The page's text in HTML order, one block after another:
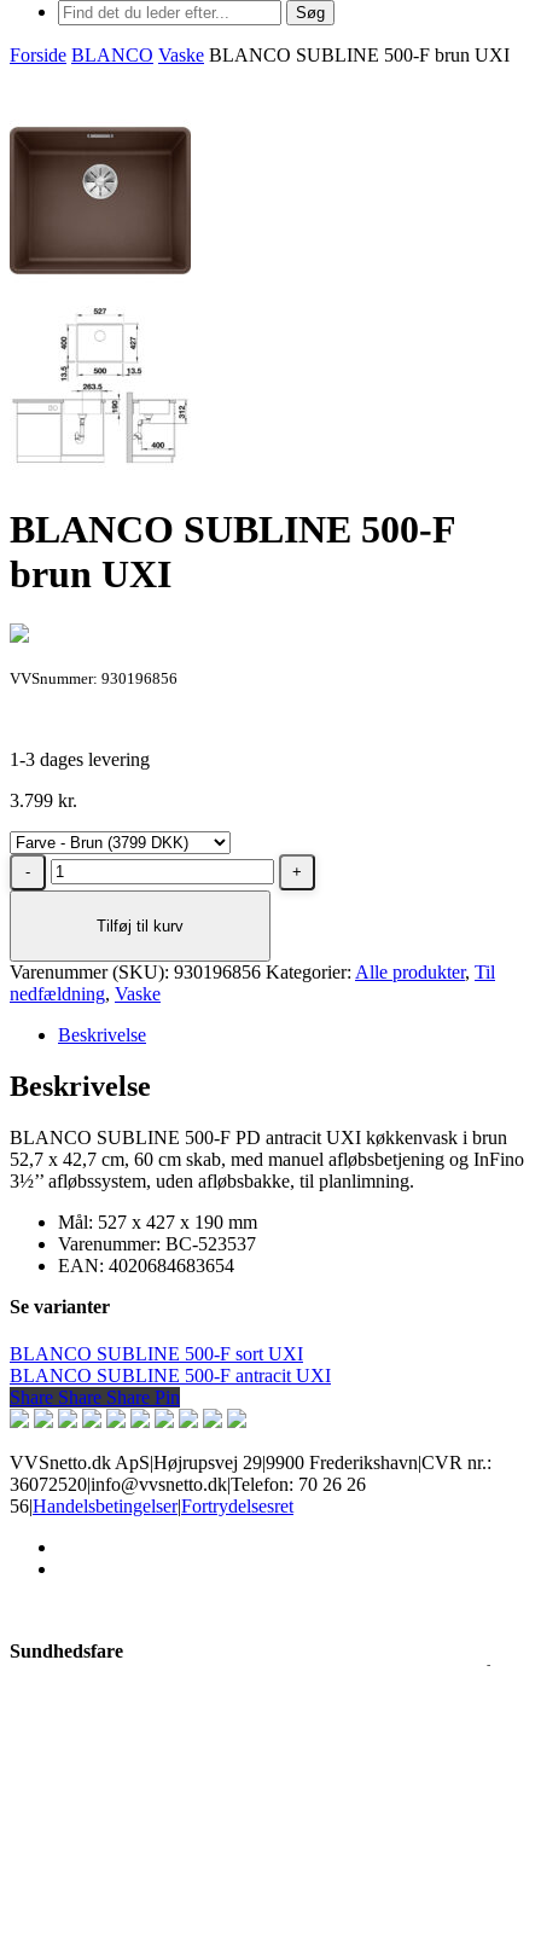
Søg
Forside BLANCO Vaske BLANCO SUBLINE 500-F brun UXI
BLANCO SUBLINE 500-F
brun UXI
VVSnummer: 930196856
1-3 dages levering
3.799 kr.
BLANCO
SUBLINE
UXI
antal
Tilføj til kurv
Varenummer (SKU): 930196856 Kategorier: Alle produkter, Til
nedfældning, Vaske
Beskrivelse
Beskrivelse
BLANCO SUBLINE 500-F PD antracit UXI køkkenvask i brun
52,7 x 42,7 cm, 60 cm skab, med manuel afløbsbetjening og InFino
3½’’ afløbssystem, uden afløbsbakke, til planlimning.
Mål: 527 x 427 x 190 mm
Varenummer: BC-523537
EAN: 4020684683654
Se varianter
BLANCO SUBLINE 500-F sort UXI
BLANCO SUBLINE 500-F antracit UXI
Share
Share Share Share Pin
VVSnetto.dk ApS|Højrupsvej 29|9900 Frederikshavn|CVR nr.:
36072520|info@vvsnetto.dk|Telefon: 70 26 26
56|Handelsbetingelser|Fortrydelsesret
Sundhedsfare
Produkter med dette mærke kan give slem irritation i øjne og på hud,